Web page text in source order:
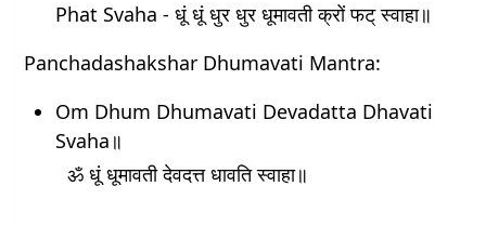
Phat Svaha - धूं धूं धुर धुर धूमावती क्रों फट् स्वाहा॥
Panchadashakshar Dhumavati Mantra:
Om Dhum Dhumavati Devadatta Dhavati
Svaha॥
ॐ धूं धूमावती देवदत्त धावति स्वाहा॥